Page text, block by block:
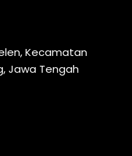
Kecamatan
Jawa Tengah